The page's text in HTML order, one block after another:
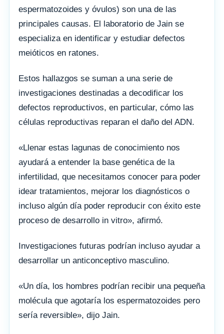
espermatozoides y óvulos) son una de las
principales causas. El laboratorio de Jain se
especializa en identificar y estudiar defectos
meióticos en ratones.
Estos hallazgos se suman a una serie de
investigaciones destinadas a decodificar los
defectos reproductivos, en particular, cómo las
células reproductivas reparan el daño del ADN.
«Llenar estas lagunas de conocimiento nos
ayudará a entender la base genética de la
infertilidad, que necesitamos conocer para poder
idear tratamientos, mejorar los diagnósticos o
incluso algún día poder reproducir con éxito este
proceso de desarrollo in vitro», afirmó.
Investigaciones futuras podrían incluso ayudar a
desarrollar un anticonceptivo masculino.
«Un día, los hombres podrían recibir una pequeña
molécula que agotaría los espermatozoides pero
sería reversible», dijo Jain.